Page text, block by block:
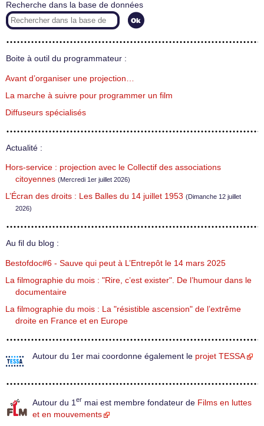
Recherche dans la base de données
Boite à outil du programmateur :
Avant d’organiser une projection…
La marche à suivre pour programmer un film
Diffuseurs spécialisés
Actualité :
Hors-service : projection avec le Collectif des associations
citoyennes (Mercredi 1er juillet 2026)
L’Écran des droits : Les Balles du 14 juillet 1953 (Dimanche 12 juillet
2026)
Au fil du blog :
Bestofdoc#6 - Sauve qui peut à L’Entrepôt le 14 mars 2025
La filmographie du mois : "Rire, c’est exister". De l’humour dans le
documentaire
La filmographie du mois : La "résistible ascension" de l’extrême
droite en France et en Europe
Autour du 1er mai coordonne également le projet TESSA
Autour du 1 er mai est membre fondateur de Films en luttes
et en mouvements